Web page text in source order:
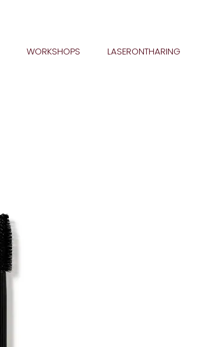
WORKSHOPS LASERONTHARING